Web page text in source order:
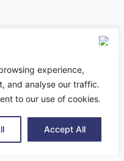
experience,
and analyse our traffic.
to our use of cookies.
Accept All